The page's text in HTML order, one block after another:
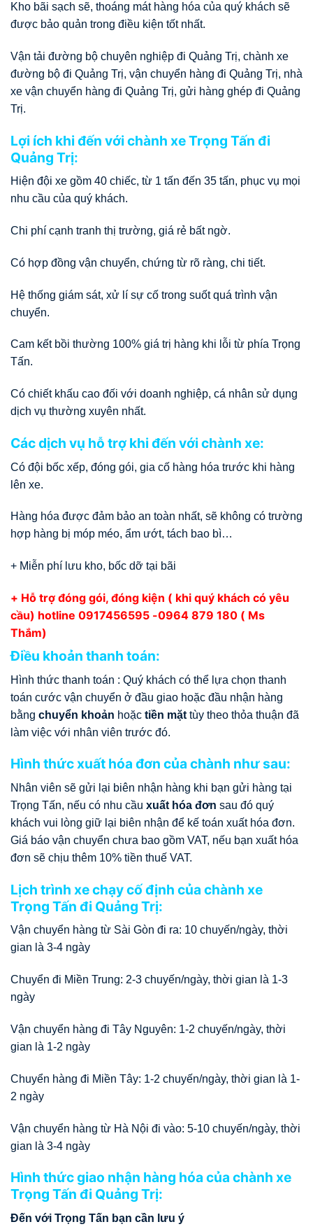
Kho bãi sạch sẽ, thoáng mát hàng hóa của quý khách sẽ
được bảo quản trong điều kiện tốt nhất.
Vận tải đường bộ chuyên nghiệp đi Quảng Trị, chành xe
đường bộ đi Quảng Trị, vận chuyển hàng đi Quảng Trị, nhà
xe vận chuyển hàng đi Quảng Trị, gửi hàng ghép đi Quảng
Trị.
Lợi ích khi đến với chành xe Trọng Tấn đi
Quảng Trị:
Hiện đội xe gồm 40 chiếc, từ 1 tấn đến 35 tấn, phục vụ mọi
nhu cầu của quý khách.
Chi phí cạnh tranh thị trường, giá rẻ bất ngờ.
Có hợp đồng vận chuyển, chứng từ rõ ràng, chi tiết.
Hệ thống giám sát, xử lí sự cố trong suốt quá trình vận
chuyển.
Cam kết bồi thường 100% giá trị hàng khi lỗi từ phía Trọng
Tấn.
Có chiết khấu cao đối với doanh nghiệp, cá nhân sử dụng
dịch vụ thường xuyên nhất.
Các dịch vụ hỗ trợ khi đến với chành xe:
Có đội bốc xếp, đóng gói, gia cố hàng hóa trước khi hàng
lên xe.
Hàng hóa được đảm bảo an toàn nhất, sẽ không có trường
hợp hàng bị móp méo, ẩm ướt, tách bao bì…
+ Miễn phí lưu kho, bốc dỡ tại bãi
+ Hỗ trợ đóng gói, đóng kiện ( khi quý khách có yêu
cầu) hotline 0917456595 -0964 879 180 ( Ms
Thắm)
Điều khoản thanh toán:
Hình thức thanh toán : Quý khách có thể lựa chọn thanh
toán cước vận chuyển ở đầu giao hoặc đầu nhận hàng
bằng chuyển khoản hoặc tiền mặt tùy theo thỏa thuận đã
làm việc với nhân viên trước đó.
Hình thức xuất hóa đơn của chành như sau:
Nhân viên sẽ gửi lại biên nhận hàng khi bạn gửi hàng tại
Trọng Tấn, nếu có nhu cầu xuất hóa đơn sau đó quý
khách vui lòng giữ lại biên nhận để kế toán xuất hóa đơn.
Giá báo vận chuyển chưa bao gồm VAT, nếu bạn xuất hóa
đơn sẽ chịu thêm 10% tiền thuế VAT.
Lịch trình xe chạy cố định của chành xe
Trọng Tấn đi Quảng Trị:
Vận chuyển hàng từ Sài Gòn đi ra: 10 chuyến/ngày, thời
gian là 3-4 ngày
Chuyển đi Miền Trung: 2-3 chuyến/ngày, thời gian là 1-3
ngày
Vận chuyển hàng đi Tây Nguyên: 1-2 chuyến/ngày, thời
gian là 1-2 ngày
Chuyển hàng đi Miền Tây: 1-2 chuyến/ngày, thời gian là 1-
2 ngày
Vận chuyển hàng từ Hà Nội đi vào: 5-10 chuyến/ngày, thời
gian là 3-4 ngày
Hình thức giao nhận hàng hóa của chành xe
Trọng Tấn đi Quảng Trị:
Đến với Trọng Tấn bạn cần lưu ý